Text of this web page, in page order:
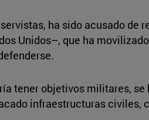
ha sido acusado de
Unidos–, que ha
tener objetivos militares,
infraestructuras civiles,